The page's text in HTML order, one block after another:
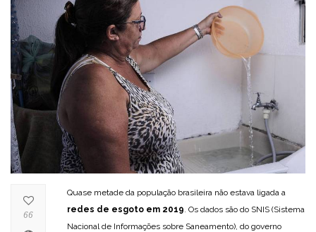
Quase metade da população brasileira não estava ligada a
redes de esgoto em 2019. Os dados são do SNIS (Sistema
Nacional de Informações sobre Saneamento), do governo
66